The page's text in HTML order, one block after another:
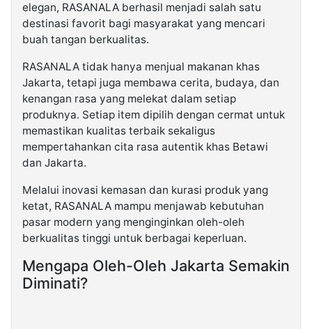
elegan, RASANALA berhasil menjadi salah satu
destinasi favorit bagi masyarakat yang mencari
buah tangan berkualitas.
RASANALA tidak hanya menjual makanan khas
Jakarta, tetapi juga membawa cerita, budaya, dan
kenangan rasa yang melekat dalam setiap
produknya. Setiap item dipilih dengan cermat untuk
memastikan kualitas terbaik sekaligus
mempertahankan cita rasa autentik khas Betawi
dan Jakarta.
Melalui inovasi kemasan dan kurasi produk yang
ketat, RASANALA mampu menjawab kebutuhan
pasar modern yang menginginkan oleh-oleh
berkualitas tinggi untuk berbagai keperluan.
Mengapa Oleh-Oleh Jakarta Semakin
Diminati?